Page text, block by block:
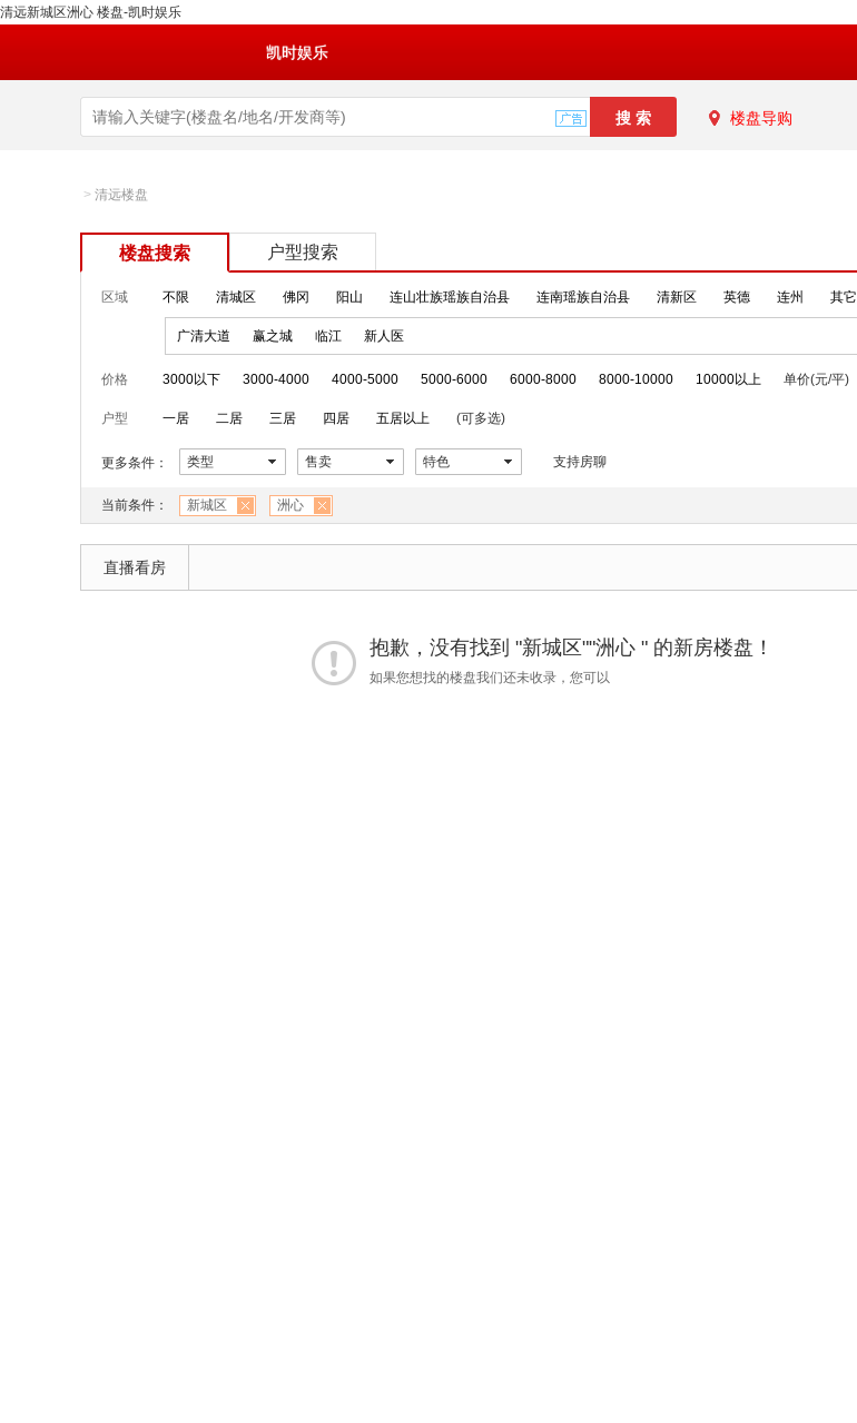
清远新城区洲心 楼盘-凯时娱乐
凯时娱乐
楼盘导购
> 清远楼盘
楼盘搜索 户型搜索
区域 不限 清城区 佛冈 阳山 连山壮族瑶族自治县 连南瑶族自治县 清新区 英德 连州 其它
广清大道 赢之城 临江 新人医
价格 3000以下 3000-4000 4000-5000 5000-6000 6000-8000 8000-10000 10000以上 单价(元/平)
户型 一居 二居 三居 四居 五居以上 (可多选)
更多条件： 类型 售卖 特色 支持房聊
当前条件： 新城区 洲心
直播看房
抱歉，没有找到 "新城区""洲心 " 的新房楼盘！
如果您想找的楼盘我们还未收录，您可以